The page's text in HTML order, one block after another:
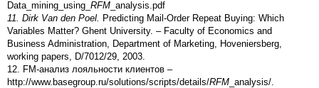
Data_mining_using_ RFM _analysis.pdf
11. Dirk Van den Poel. Predicting Mail-Order Repeat Buying: Which
Variables Matter? Ghent University. – Faculty of Economics and
Business Administration, Department of Marketing, Hoveniersberg,
working papers, D/7012/29, 2003.
12. FM-анализ лояльности клиентов –
http://www.basegroup.ru/solutions/scripts/details/RFM _analysis/.